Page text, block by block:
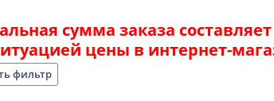
сумма заказа составляет
цены в интернет-
фильтр